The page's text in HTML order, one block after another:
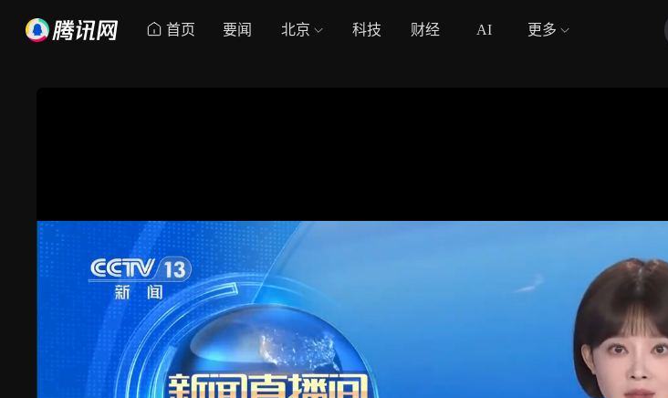
首页 要闻 北京 科技 财经 AI 更多